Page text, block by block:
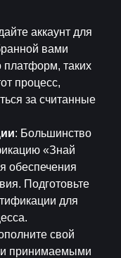
аккаунт для
вами
таких
процесс,
за считанные
: Большинство
«Знай
обеспечения
Подготовьте
для
свой
принимаемыми